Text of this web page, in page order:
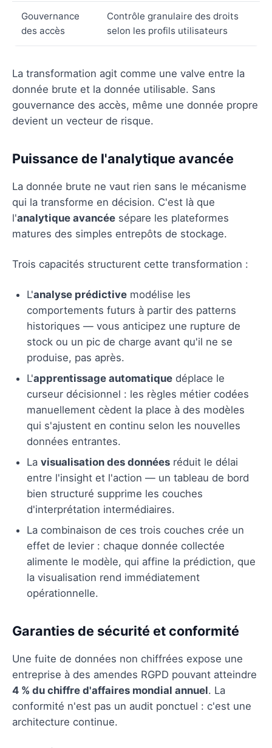
Gouvernance
des accès
Contrôle granulaire des droits
selon les profils utilisateurs
La transformation agit comme une valve entre la
donnée brute et la donnée utilisable. Sans
gouvernance des accès, même une donnée propre
devient un vecteur de risque.
Puissance de l'analytique avancée
La donnée brute ne vaut rien sans le mécanisme
qui la transforme en décision. C'est là que
l'analytique avancée sépare les plateformes
matures des simples entrepôts de stockage.
Trois capacités structurent cette transformation :
L'analyse prédictive modélise les
comportements futurs à partir des patterns
historiques — vous anticipez une rupture de
stock ou un pic de charge avant qu'il ne se
produise, pas après.
L'apprentissage automatique déplace le
curseur décisionnel : les règles métier codées
manuellement cèdent la place à des modèles
qui s'ajustent en continu selon les nouvelles
données entrantes.
La visualisation des données réduit le délai
entre l'insight et l'action — un tableau de bord
bien structuré supprime les couches
d'interprétation intermédiaires.
La combinaison de ces trois couches crée un
effet de levier : chaque donnée collectée
alimente le modèle, qui affine la prédiction, que
la visualisation rend immédiatement
opérationnelle.
Garanties de sécurité et conformité
Une fuite de données non chiffrées expose une
entreprise à des amendes RGPD pouvant atteindre
4 % du chiffre d'affaires mondial annuel. La
conformité n'est pas un audit ponctuel : c'est une
architecture continue.